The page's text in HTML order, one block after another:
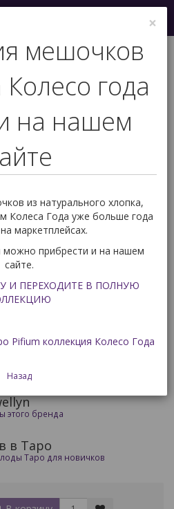
По уровню владения Таро
Таро Анны К.
К. (арт. 11528)
этого бренда
в Таро
Таро для новичков
×
мешочков
Колесо года
на нашем
из натурального хлопка,
Колеса Года уже больше года
маркетплейсах.
можно прибрести и на нашем
сайте.
И ПЕРЕХОДИТЕ В ПОЛНУЮ
Назад